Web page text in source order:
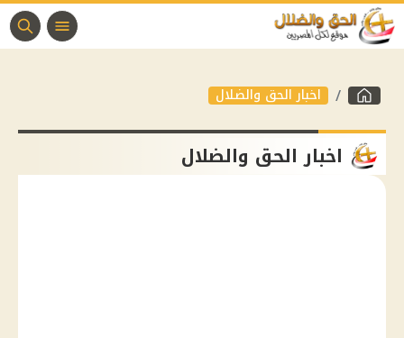
اخبار الحق والضلال
اخبار الحق والضلال